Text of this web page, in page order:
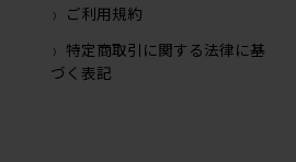
ご利用規約
特定商取引に関する法律に基
づく表記